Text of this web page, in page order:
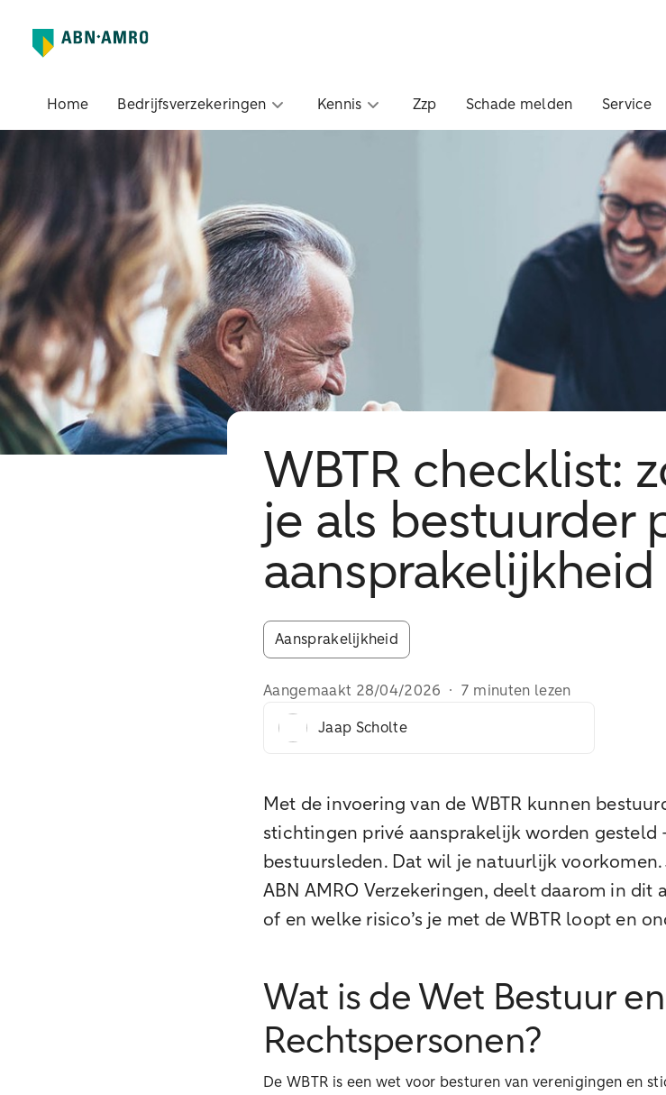
Home Bedrijfsverzekeringen Kennis Zzp Schade melden Service
WBTR checklist:
je als bestuurder
aansprakelijkheid
Aansprakelijkheid
Aangemaakt 28/04/2026 · 7 minuten lezen
Jaap Scholte
Met de invoering van de WBTR kunnen
stichtingen privé aansprakelijk worden
bestuursleden. Dat wil je natuurlijk
ABN AMRO Verzekeringen, deelt daarom in dit
of en welke risico’s je met de WBTR loopt en
Wat is de Wet Bestuur
Rechtspersonen?
De WBTR is een wet voor besturen van verenigingen en